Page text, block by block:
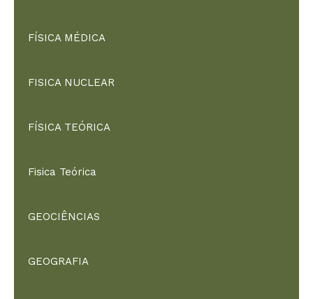
FÍSICA MÉDICA
FISICA NUCLEAR
FÍSICA TEÓRICA
Fisica Teórica
GEOCIÊNCIAS
GEOGRAFIA